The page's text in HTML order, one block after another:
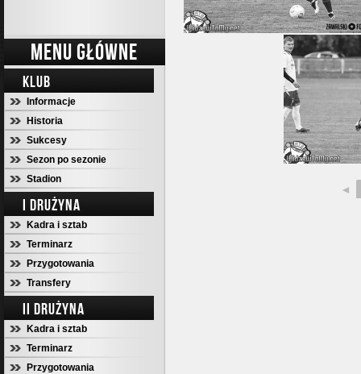
MENU GŁÓWNE
KLUB
Informacje
Historia
Sukcesy
Sezon po sezonie
Stadion
I DRUŻYNA
Kadra i sztab
Terminarz
Przygotowania
Transfery
II DRUŻYNA
Kadra i sztab
Terminarz
Przygotowania
◄